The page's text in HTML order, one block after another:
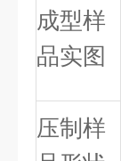
成型样
品实图
压制样